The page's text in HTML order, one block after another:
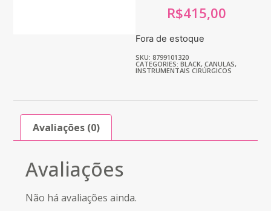
R$415,00
Fora de estoque
SKU: 8799101320
CATEGORIES: BLACK, CANULAS,
INSTRUMENTAIS CIRÚRGICOS
Avaliações (0)
Avaliações
Não há avaliações ainda.